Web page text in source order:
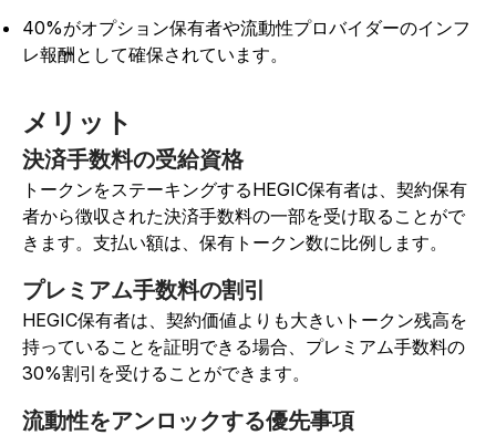
40%がオプション保有者や流動性プロバイダーのインフ
レ報酬として確保されています。
メリット
決済手数料の受給資格
トークンをステーキングするHEGIC保有者は、契約保有
者から徴収された決済手数料の一部を受け取ることがで
きます。支払い額は、保有トークン数に比例します。
プレミアム手数料の割引
HEGIC保有者は、契約価値よりも大きいトークン残高を
持っていることを証明できる場合、プレミアム手数料の
30%割引を受けることができます。
流動性をアンロックする優先事項